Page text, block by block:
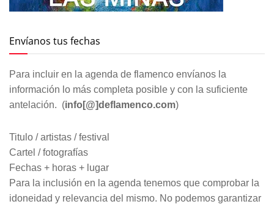
Envíanos tus fechas
Para incluir en la agenda de flamenco envíanos la
información lo más completa posible y con la suficiente
antelación. (info[@]deflamenco.com)
Titulo / artistas / festival
Cartel / fotografías
Fechas + horas + lugar
Para la inclusión en la agenda tenemos que comprobar la
idoneidad y relevancia del mismo. No podemos garantizar